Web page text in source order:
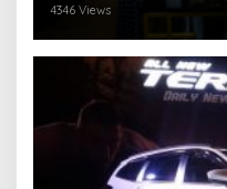
4346 Views